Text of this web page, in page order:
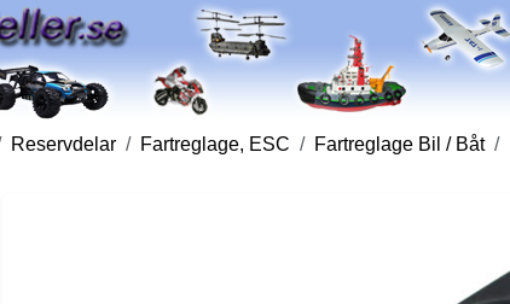
Reservdelar Fartreglage, ESC Fartreglage Bil / Båt